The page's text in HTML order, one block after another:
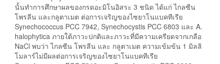
นั้นทำการศึกษาผลของกรดอะมิโนอิสระ 3 ชนิด ได้แก่ ไกลซีน
โพรลีน และกลูตาเมต ต่อการเจริญของไซยาโนแบคทีเรีย
Synechococcus PCC 7942, Synechocystis PCC 6803 และ A.
halophytica ภายใต้ภาวะปกติและภาวะที่มีความเครียดจากเกลือ
NaCl พบว่า ไกลซีน โพรลีน และ กลูตาเมต ความเข้มข้น 1 มิลลิ
โมลาร์ไม่มีผลต่อการเจริญของไซยาโนแบคทีเรีย